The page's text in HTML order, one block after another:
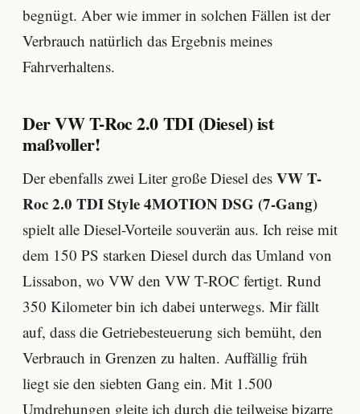
begnügt. Aber wie immer in solchen Fällen ist der
Verbrauch natürlich das Ergebnis meines
Fahrverhaltens.
Der VW T-Roc 2.0 TDI (Diesel) ist
maßvoller!
Der ebenfalls zwei Liter große Diesel des VW T-
Roc 2.0 TDI Style 4MOTION DSG (7-Gang)
spielt alle Diesel-Vorteile souverän aus. Ich reise mit
dem 150 PS starken Diesel durch das Umland von
Lissabon, wo VW den VW T-ROC fertigt. Rund
350 Kilometer bin ich dabei unterwegs. Mir fällt
auf, dass die Getriebesteuerung sich bemüht, den
Verbrauch in Grenzen zu halten. Auffällig früh
liegt sie den siebten Gang ein. Mit 1.500
Umdrehungen gleite ich durch die teilweise bizarre